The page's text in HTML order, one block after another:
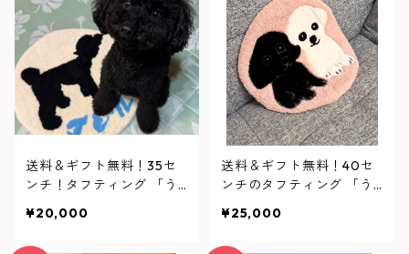
送料＆ギフト無料！35セ
ンチ！タフティング 「う
35センチオーダーメイド
で注文を受けてお作り致し
¥20,000
送料＆ギフト無料！40セ
ンチのタフティング 「う
40センチオーダーメイド
で注文を受けてお作り致し
¥25,000